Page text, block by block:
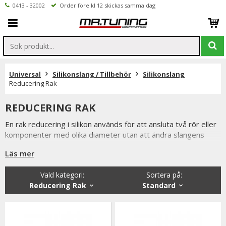
0413 - 32002 Order före kl 12 skickas samma dag
Universal Silikonslang / Tillbehör
Silikonslang
Reducering Rak
REDUCERING RAK
En rak reducering i silikon används för att ansluta två rör eller
komponenter med olika diameter utan att ändra slangens
kylsystem där olika rördimensioner behöver kopplas samman
på ett tätt och driftsäkert sätt.
Rak reducering i silikon är tillverkad av flerskiktsförstärkt
silikon som klarar höga temperaturer, höga laddtryck och
Läs mer
Sortera på:
Standard
Vald kategori:
Reducering Rak